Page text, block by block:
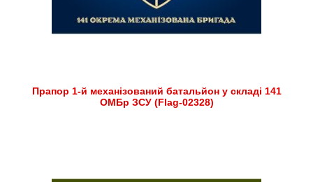
Прапор 1-й механізований батальйон у складі 141
ОМБр ЗСУ (Flag-02328)